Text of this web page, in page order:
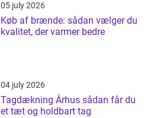
05 july 2026
Køb af brænde: sådan vælger du
kvalitet, der varmer bedre
04 july 2026
Tagdækning Århus sådan får du
et tæt og holdbart tag